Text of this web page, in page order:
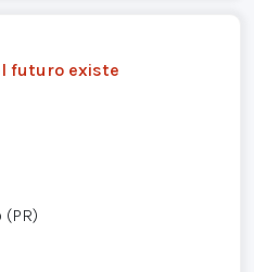
futuro existe